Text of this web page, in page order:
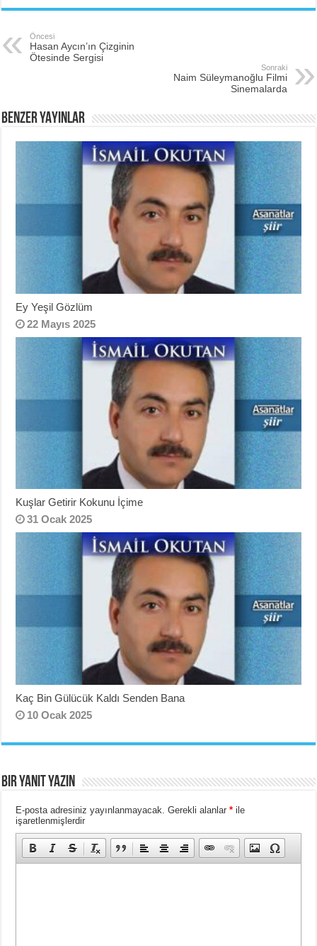
Öncesi
Hasan Aycın’ın Çizginin
Ötesinde Sergisi
Sonraki
Naim Süleymanoğlu Filmi
Sinemalarda
BENZER YAYINLAR
Ey Yeşil Gözlüm
22 Mayıs 2025
Kuşlar Getirir Kokunu İçime
31 Ocak 2025
Kaç Bin Gülücük Kaldı Senden Bana
10 Ocak 2025
Bir yanıt yazın
E-posta adresiniz yayınlanmayacak. Gerekli alanlar* ile
işaretlenmişlerdir